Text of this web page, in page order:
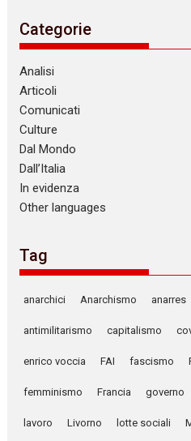
Categorie
Analisi
Articoli
Comunicati
Culture
Dal Mondo
Dall’Italia
In evidenza
Other languages
Tag
anarchici Anarchismo anarres
antimilitarismo capitalismo
enrico voccia FAI fascismo
femminismo Francia governo
lavoro Livorno lotte sociali